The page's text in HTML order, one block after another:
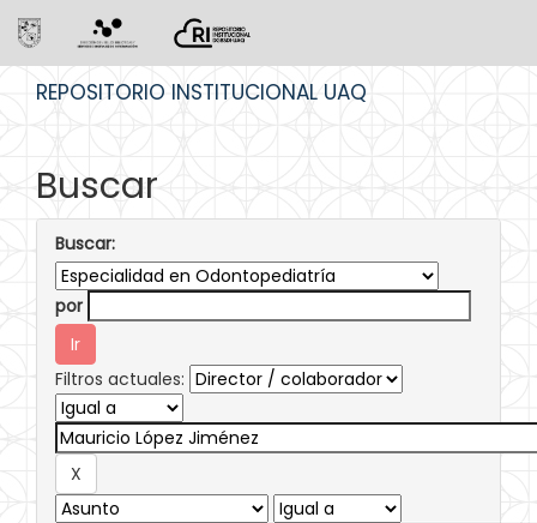
REPOSITORIO INSTITUCIONAL UAQ
Buscar
Buscar:
por
Filtros actuales: